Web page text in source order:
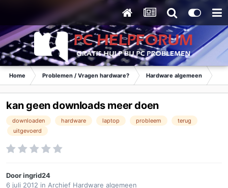
Home Problemen / Vragen hardware? Hardware algemeen
kan geen downloads meer doen
downloaden hardware laptop probleem
terug
uitgevoerd
Dooringrid24
6 juli 2012 in Archief Hardware algemeen